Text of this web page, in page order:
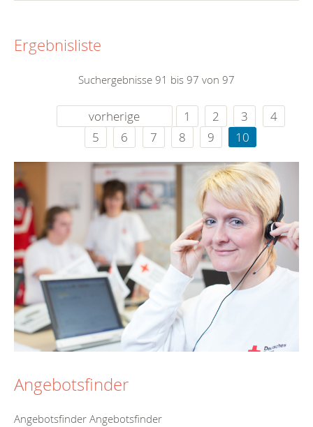
Ergebnisliste
Suchergebnisse 91 bis 97 von 97
vorherige 1 2 3
4
5
6 7 8 9 10
Angebotsfinder
Angebotsfinder Angebotsfinder